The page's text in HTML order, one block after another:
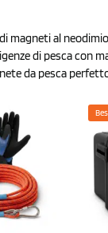
di magneti al
di pesca con
da pesca